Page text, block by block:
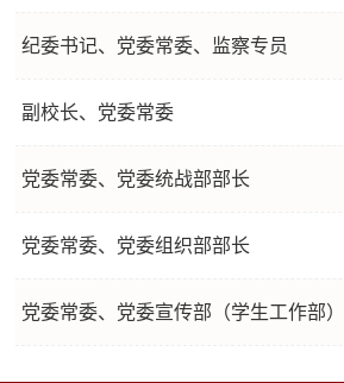
纪委书记、党委常委、监察专员
副校长、党委常委
党委常委、党委统战部部长
党委常委、党委组织部部长
党委常委、党委宣传部（学生工作部